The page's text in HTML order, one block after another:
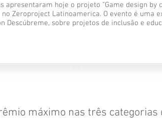
apresentaram hoje o projeto "Game design by
Zeroproject Latinoamerica. O evento é uma
Descúbreme, sobre projetos de inclusão e
máximo nas três categorias